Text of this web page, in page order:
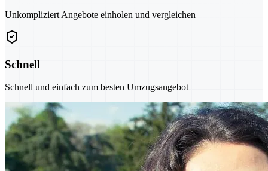
Unkompliziert Angebote einholen und vergleichen
Schnell
Schnell und einfach zum besten Umzugsangebot